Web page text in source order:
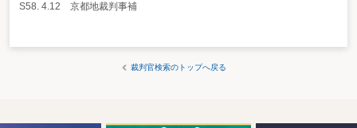
S58. 4.12 京都地裁判事補
裁判官検索のトップへ戻る